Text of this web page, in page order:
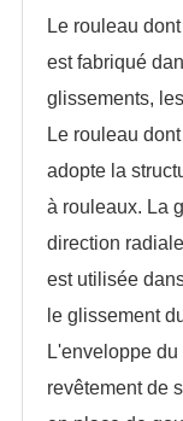
Le rouleau
est fabriqué
glissements,
Le rouleau
adopte la
à rouleaux. La
direction
est utilisée
le glissement
L'enveloppe
revêtement de